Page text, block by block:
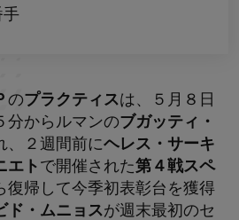
手
のプラクティスは、５月８日
分からルマンのブガッティ・
、２週間前にヘレス・サーキ
エト で開催された第４戦スペ
復帰して今季初表彰台を獲得
ド・ムニョスが週末最初のセ